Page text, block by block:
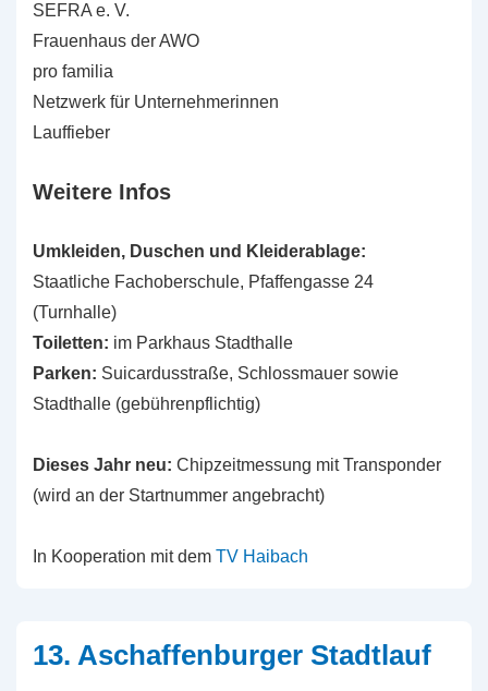
SEFRA e. V.
Frauenhaus der AWO
pro familia
Netzwerk für Unternehmerinnen
Lauffieber
Weitere Infos
Umkleiden, Duschen und Kleiderablage:
Staatliche Fachoberschule, Pfaffengasse 24
(Turnhalle)
Toiletten: im Parkhaus Stadthalle
Parken: Suicardusstraße, Schlossmauer sowie
Stadthalle (gebührenpflichtig)
Dieses Jahr neu: Chipzeitmessung mit Transponder
(wird an der Startnummer angebracht)
In Kooperation mit dem TV Haibach
13. Aschaffenburger Stadtlauf